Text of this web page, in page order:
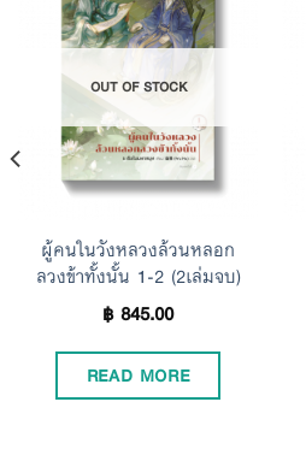
OUT OF STOCK
ผู้คนในวังหลวงล้วนหลอก
ลวงข้าทั้งนั้น 1-2 (2เล่มจบ)
฿845.00
READ MORE